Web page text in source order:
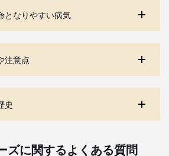
となりやすい病気
注意点
史
ズに関するよくある質問